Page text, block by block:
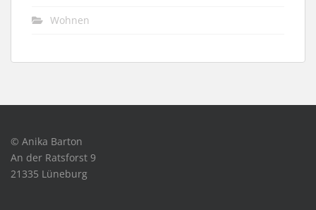
Wohnen
© Anika Barton
An der Ratsforst 9
21335 Lüneburg